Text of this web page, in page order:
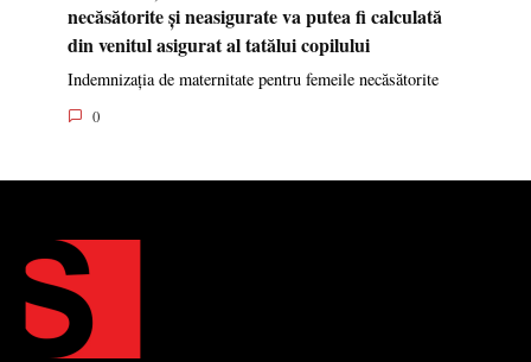
necăsătorite și neasigurate va putea fi calculată
din venitul asigurat al tatălui copilului
Indemnizația de maternitate pentru femeile necăsătorite
0